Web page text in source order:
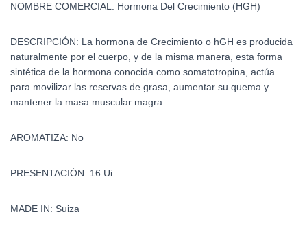
NOMBRE COMERCIAL: Hormona Del Crecimiento (HGH)
DESCRIPCIÓN: La hormona de Crecimiento o hGH es producida
naturalmente por el cuerpo, y de la misma manera, esta forma
sintética de la hormona conocida como somatotropina, actúa
para movilizar las reservas de grasa, aumentar su quema y
mantener la masa muscular magra
AROMATIZA: No
PRESENTACIÓN: 16 Ui
MADE IN: Suiza